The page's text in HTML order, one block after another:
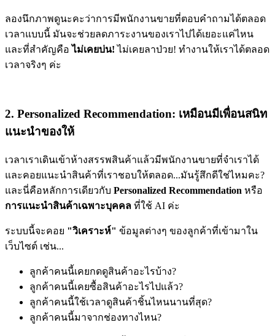
ลองนึกภาพดูนะคะว่าการมีพนักงานขายที่ตอบคำถามได้ตลอด
เวลาแบบนี้ มันจะช่วยลดภาระงานของเราไปได้เยอะแค่ไหน
และที่สำคัญคือไม่เคยบ่น! ไม่เคยลาป่วย! ทำงานให้เราได้ตลอด
เวลาจริงๆ ค่ะ
2. Personalized Recommendation: เหมือนมีเพื่อนสนิท
แนะนำของให้
เวลาเราเดินเข้าห้างสรรพสินค้าแล้วมีพนักงานขายที่จำเราได้
และคอยแนะนำสินค้าที่เราชอบให้ตลอด...มันรู้สึกดีใช่ไหมคะ?
และนี่คือหลักการเดียวกับ Personalized Recommendation หรือ
การแนะนำสินค้าเฉพาะบุคคล ที่ใช้ AI ค่ะ
ระบบนี้จะคอย "วิเคราะห์" ข้อมูลต่างๆ ของลูกค้าที่เข้ามาใน
เว็บไซต์ เช่น...
ลูกค้าคนนี้เคยกดดูสินค้าอะไรบ้าง?
ลูกค้าคนนี้เคยซื้อสินค้าอะไรไปแล้ว?
ลูกค้าคนนี้ใช้เวลาดูสินค้าชิ้นไหนนานที่สุด?
ลูกค้าคนนี้มาจากช่องทางไหน?